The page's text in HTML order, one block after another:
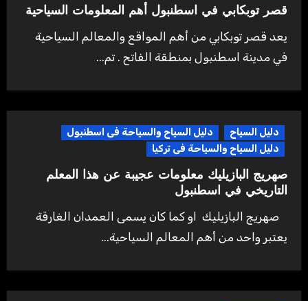
قصر توبكابي في اسطنبول أهم المعلومات السياحية
يعد قصر توبكابي من أهم المواقع والمعالم السياحية
في مدينة اسطنبول بمنطقة الفاتح . تم...
دليل السياح
دليل السياح والسياحة فى اسطنبول
دليل السياح والسياحة فى تركيا
صهريج البازيليك معلومات عجيبة عن هذا المعلم
التاريخي في اسطنبول
صهريج البازيليك او كما كان يسمى العمدان الغارقة
يعتبر واحد من أهم المعالم السياحية...